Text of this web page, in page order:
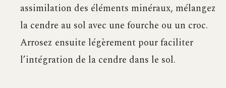
assimilation des éléments minéraux, mélangez
la cendre au sol avec une fourche ou un croc.
Arrosez ensuite légèrement pour faciliter
l’intégration de la cendre dans le sol.